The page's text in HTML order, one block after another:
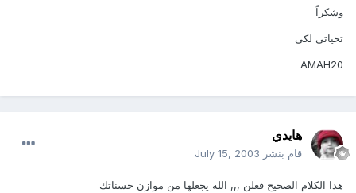
وشكراً
تحياتي لكي
AMAH20
هايدي
قام بنشر July 15, 2003
هذا الكلام الصحيح فعلن ,,, الله يجعلها من موازن حسناتك